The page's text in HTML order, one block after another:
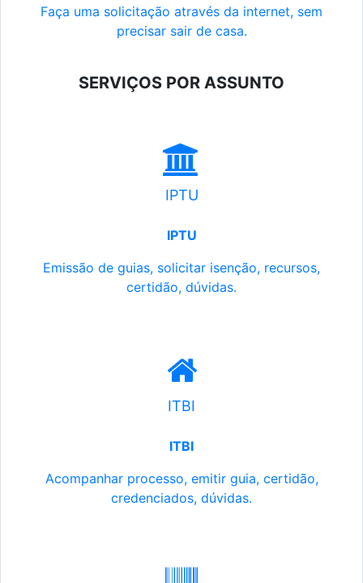
Faça uma solicitação através da internet, sem
precisar sair de casa.
SERVIÇOS POR ASSUNTO
IPTU
IPTU
Emissão de guias, solicitar isenção, recursos,
certidão, dúvidas.
ITBI
ITBI
Acompanhar processo, emitir guia, certidão,
credenciados, dúvidas.